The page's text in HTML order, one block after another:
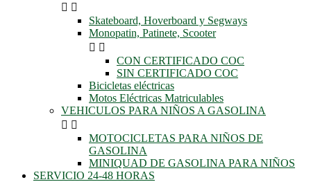
 
Skateboard, Hoverboard y Segways
Monopatin, Patinete, Scooter
 
CON CERTIFICADO COC
SIN CERTIFICADO COC
Bicicletas eléctricas
Motos Eléctricas Matriculables
VEHICULOS PARA NIÑOS A GASOLINA
 
MOTOCICLETAS PARA NIÑOS DE
GASOLINA
MINIQUAD DE GASOLINA PARA NIÑOS
SERVICIO 24-48 HORAS